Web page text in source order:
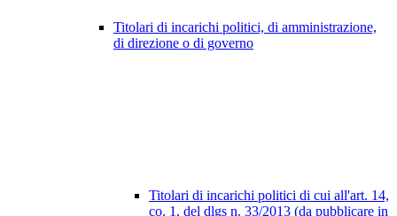
Titolari di incarichi politici, di amministrazione,
di direzione o di governo
Titolari di incarichi politici di cui all'art. 14,
co. 1, del dlgs n. 33/2013 (da pubblicare in